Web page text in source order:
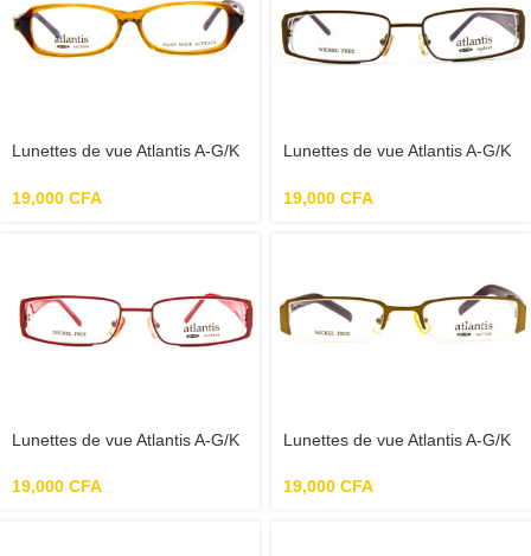
Lunettes de vue Atlantis A-G/K
19,000 CFA
Lunettes de vue Atlantis A-G/K
19,000 CFA
Lunettes de vue Atlantis A-G/K
19,000 CFA
Lunettes de vue Atlantis A-G/K
19,000 CFA